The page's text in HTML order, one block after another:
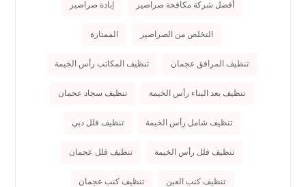
أفضل شركة مكافحة صراصير إبادة صراصير
التخلص من الصراصير الممتازة
تنظيف المرافق عجمان تنظيف المكاتب رأس الخيمة
تنظيف بعد البناء رأس الخيمة تنظيف سجاد عجمان
تنظيف شامل رأس الخيمة تنظيف فلل دبي
تنظيف فلل رأس الخيمة تنظيف فلل عجمان
تنظيف كنب العين تنظيف كنب عجمان